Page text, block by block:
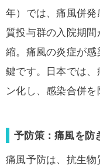
年）では、痛風併
質投与群の入院期
縮。痛風の炎症が
鍵です。日本では
ン化し、感染合併を
予防策：痛風を防
痛風予防は、抗生物